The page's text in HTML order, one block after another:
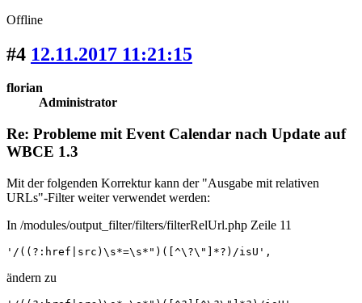
Offline
#4 12.11.2017 11:21:15
florian
Administrator
Re: Probleme mit Event Calendar nach Update auf
WBCE 1.3
Mit der folgenden Korrektur kann der "Ausgabe mit relativen
URLs"-Filter weiter verwendet werden:
In /modules/output_filter/filters/filterRelUrl.php Zeile 11
'/((?:href|src)\s*=\s*")([^\?\"]*?)/isU',
ändern zu